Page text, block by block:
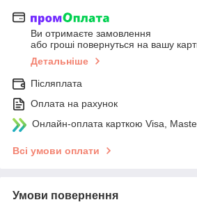
Ви отримаєте замовлення
або гроші повернуться на вашу
Детальніше
Післяплата
Оплата на рахунок
Онлайн-оплата карткою Visa,
Всі умови оплати
Умови повернення